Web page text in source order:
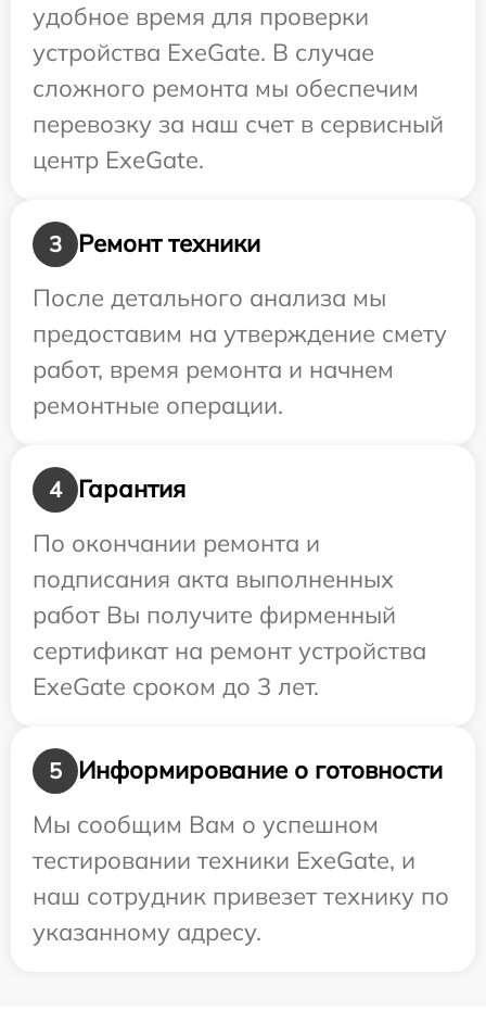
удобное время для проверки
устройства ExeGate. В случае
сложного ремонта мы обеспечим
перевозку за наш счет в сервисный
центр ExeGate.
3
Ремонт техники
После детального анализа мы
предоставим на утверждение смету
работ, время ремонта и начнем
ремонтные операции.
4
Гарантия
По окончании ремонта и
подписания акта выполненных
работ Вы получите фирменный
сертификат на ремонт устройства
ExeGate сроком до 3 лет.
5
Информирование о готовности
Мы сообщим Вам о успешном
тестировании техники ExeGate, и
наш сотрудник привезет технику по
указанному адресу.